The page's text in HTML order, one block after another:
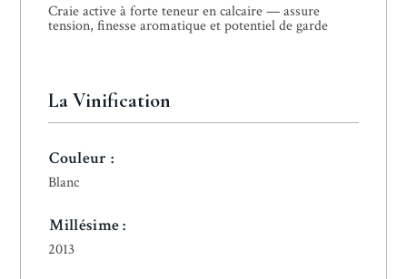
Craie active à forte teneur en calcaire — assure
tension, finesse aromatique et potentiel de garde
La Vinification
Couleur :
Blanc
Millésime :
2013